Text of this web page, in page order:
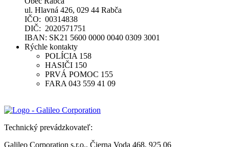
ul. Hlavná 426, 029 44 Rabča
IČO: 00314838
DIČ: 2020571751
IBAN: SK21 5600 0000 0040 0309 3001
Rýchle kontakty
POLÍCIA 158
HASIČI 150
PRVÁ POMOC 155
FARA 043 559 41 09
Technický prevádzkovateľ:
Galileo Corporation s.r.o., Čierna Voda 468, 925 06